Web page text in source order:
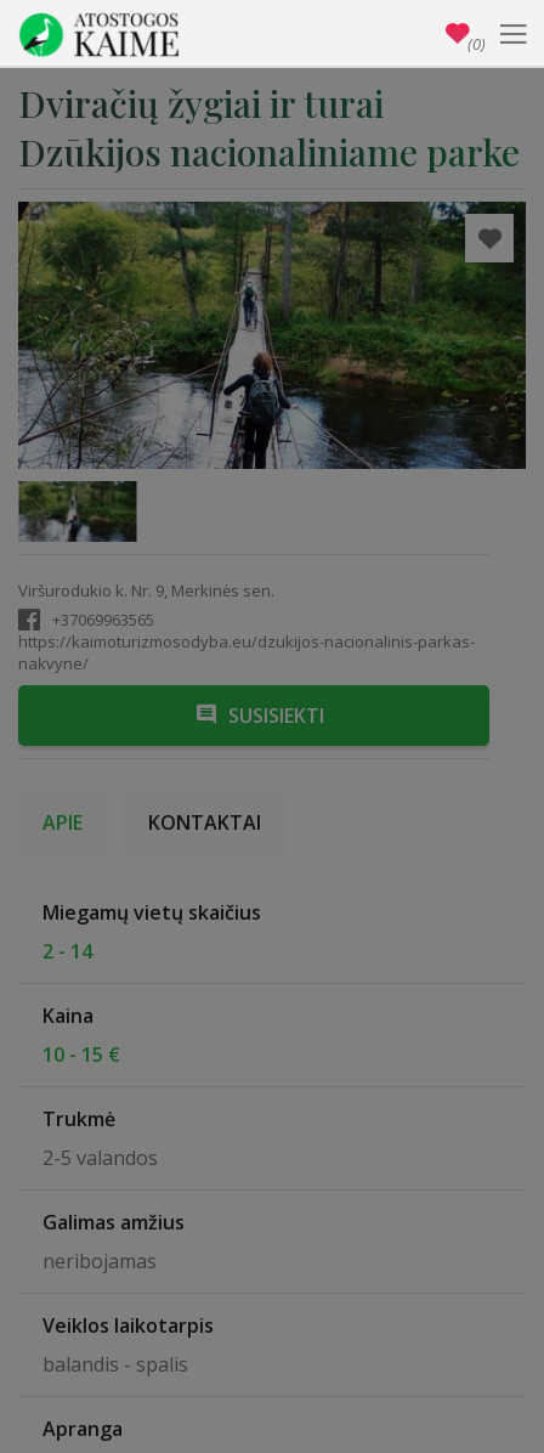
Dviračių žygiai ir turai
Dzūkijos nacionaliniame parke
Viršurodukio k. Nr. 9, Merkinės sen.
+37069963565
https://kaimoturizmosodyba.eu/dzukijos-nacionalinis-parkas-
nakvyne/
SUSISIEKTI
APIE KONTAKTAI
Miegamų vietų skaičius
2 - 14
Kaina
10 - 15 €
Trukmė
2-5 valandos
Galimas amžius
neribojamas
Veiklos laikotarpis
balandis - spalis
Apranga
(0)